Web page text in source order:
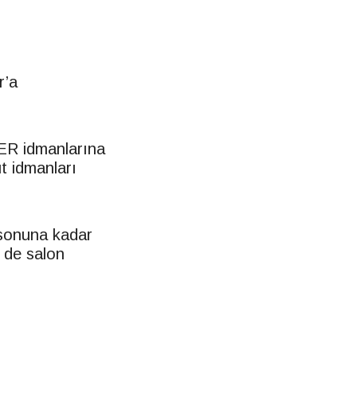
idmanlarına
idmanları
kadar
de salon